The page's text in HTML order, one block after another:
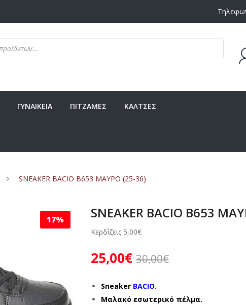
ΓΥΝΑΙΚΕΙΑ ΠΙΤΖΑΜΕΣ ΚΑΛΤΣΕΣ
SNEAKER BACIO B653 ΜΑΥΡΟ (25-36)
17% SNEAKER BACIO B653
Κερδίζεις 5,00€
30,00€
25,00€
Sneaker BACIO.
Μαλακό εσωτερικό πέλμα.